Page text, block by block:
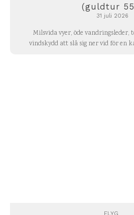
(guldtur
31 juli 2026
Milsvida vyer, öde vandringsleder,
vindskydd att slå sig ner vid för en